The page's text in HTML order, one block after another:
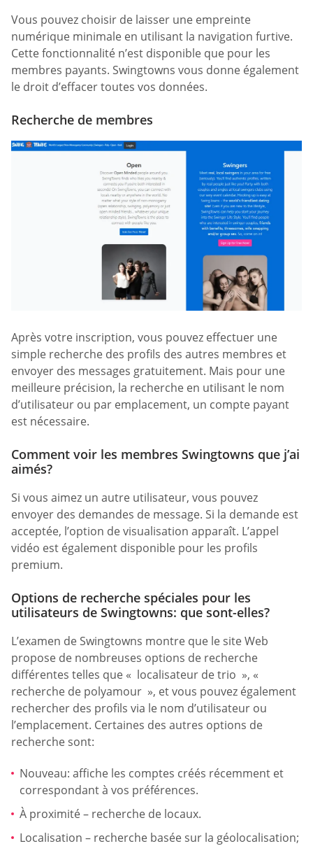
Vous pouvez choisir de laisser une empreinte
numérique minimale en utilisant la navigation furtive.
Cette fonctionnalité n’est disponible que pour les
membres payants. Swingtowns vous donne également
le droit d’effacer toutes vos données.
Recherche de membres
Après votre inscription, vous pouvez effectuer une
simple recherche des profils des autres membres et
envoyer des messages gratuitement. Mais pour une
meilleure précision, la recherche en utilisant le nom
d’utilisateur ou par emplacement, un compte payant
est nécessaire.
Comment voir les membres Swingtowns que j’ai
aimés?
Si vous aimez un autre utilisateur, vous pouvez
envoyer des demandes de message. Si la demande est
acceptée, l’option de visualisation apparaît. L’appel
vidéo est également disponible pour les profils
premium.
Options de recherche spéciales pour les
utilisateurs de Swingtowns: que sont-elles?
L’examen de Swingtowns montre que le site Web
propose de nombreuses options de recherche
différentes telles que « localisateur de trio », «
recherche de polyamour », et vous pouvez également
rechercher des profils via le nom d’utilisateur ou
l’emplacement. Certaines des autres options de
recherche sont:
Nouveau: affiche les comptes créés récemment et
correspondant à vos préférences.
À proximité – recherche de locaux.
Localisation – recherche basée sur la géolocalisation;